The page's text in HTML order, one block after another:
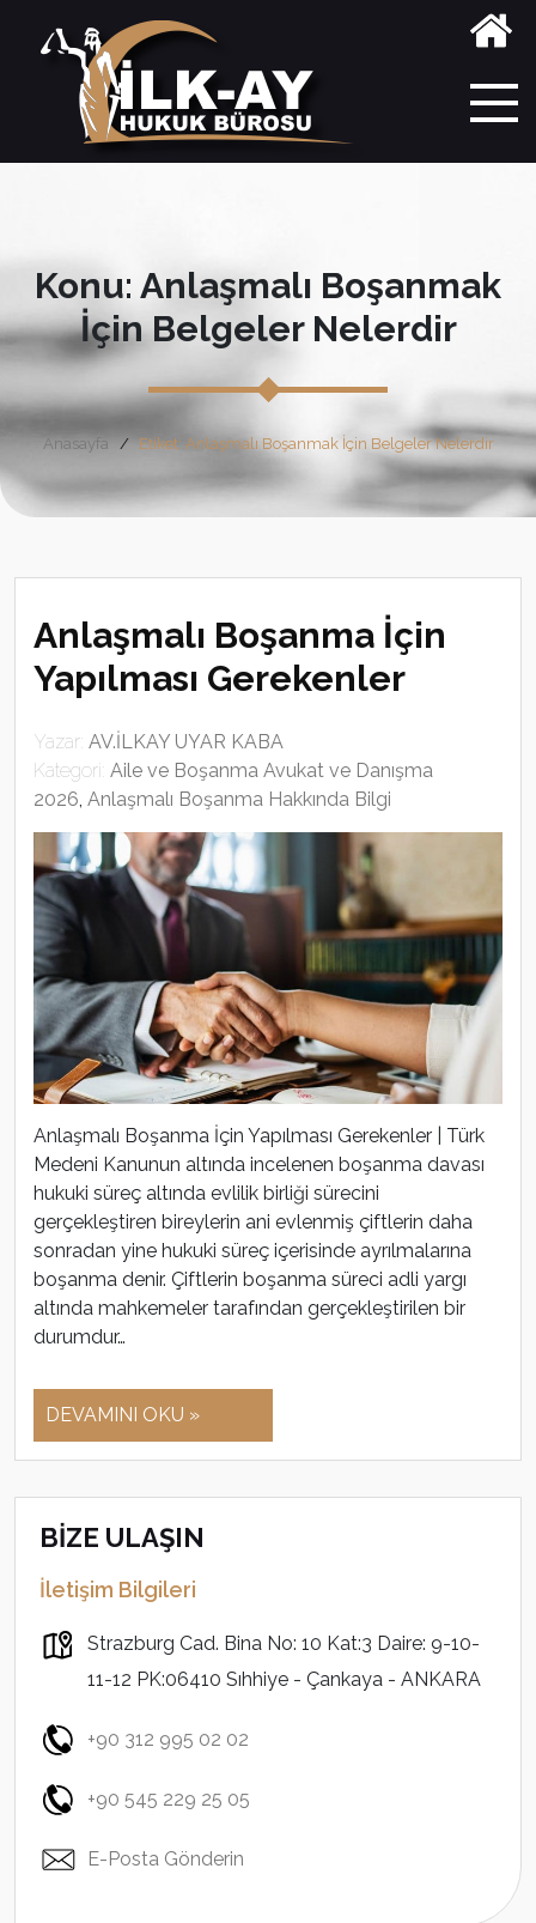
Konu: Anlaşmalı Boşanmak
İçin Belgeler Nelerdir
Anasayfa Etiket: Anlaşmalı Boşanmak İçin Belgeler Nelerdir
Anlaşmalı Boşanma İçin
Yapılması Gerekenler
Yazar: AV.İLKAY UYAR KABA
Kategori: Aile ve Boşanma Avukat ve Danışma
2026, Anlaşmalı Boşanma Hakkında Bilgi
Anlaşmalı Boşanma İçin Yapılması Gerekenler | Türk
Medeni Kanunun altında incelenen boşanma davası
hukuki süreç altında evlilik birliği sürecini
gerçekleştiren bireylerin ani evlenmiş çiftlerin daha
sonradan yine hukuki süreç içerisinde ayrılmalarına
boşanma denir. Çiftlerin boşanma süreci adli yargı
altında mahkemeler tarafından gerçekleştirilen bir
durumdur…
DEVAMINI OKU »
BİZE ULAŞIN
İletişim Bilgileri
Strazburg Cad. Bina No: 10 Kat:3 Daire: 9-10-
11-12 PK:06410 Sıhhiye - Çankaya - ANKARA
+90 312 995 02 02
+90 545 229 25 05
E-Posta Gönderin